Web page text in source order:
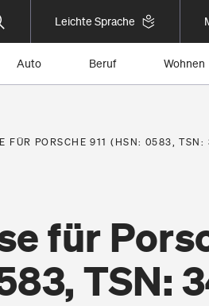
Leichte Sprache
Auto Beruf Wohnen
FÜR PORSCHE 911 (HSN: 0583, TSN:
für
TSN: